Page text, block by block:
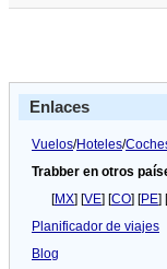
Enlaces
Vuelos/Hoteles/
Trabber en otros
[MX] [VE] [CO] [PE] [
Planificador de viajes
Blog